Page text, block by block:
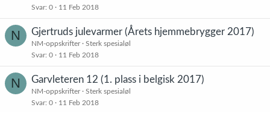
Svar 0 11 Feb 2018
N Gjertruds julevarmer (Årets hjemmebrygger 2017)
NM-oppskrifter
Sterk spesialøl
Svar 0 11 Feb 2018
N Garvleteren 12 (1. plass i belgisk 2017)
NM-oppskrifter
Sterk spesialøl
Svar 0 11 Feb 2018